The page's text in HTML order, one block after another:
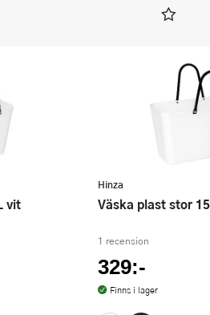
vit
Hinza
Väska plast stor
1 recension
329:-
Finns i lager